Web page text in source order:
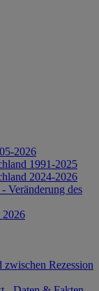
2026
1991-2025
2024-2026
Veränderung des
2026
Rezession